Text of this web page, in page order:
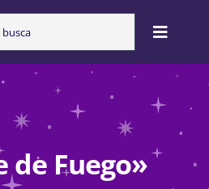
Toggle
de Fuego»